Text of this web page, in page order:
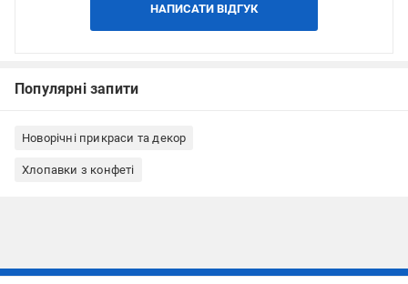
НАПИСАТИ ВІДГУК
Популярні запити
Новорічні прикраси та декор
Хлопавки з конфеті